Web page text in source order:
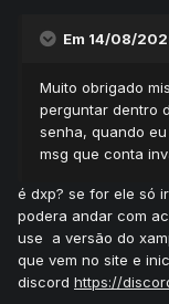
Em 14/08/
Muito obrigado
perguntar dentro
senha, quando
msg que conta
é dxp? se for ele só
podera andar com
use a versão do
que vem no site e
discord https://